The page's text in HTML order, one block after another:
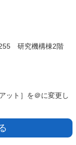
研究機構棟2階
ット］を＠に変更し